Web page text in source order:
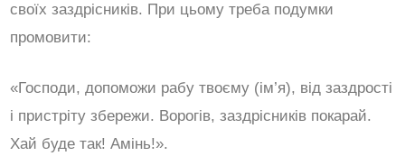
своїх заздрісників. При цьому треба подумки
промовити:
«Господи, допоможи рабу твоєму (ім’я), від заздрості
і пристріту збережи. Ворогів, заздрісників покарай.
Хай буде так! Амінь!».